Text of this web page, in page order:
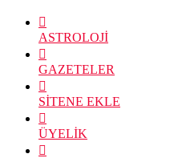
ASTROLOJİ
GAZETELER
SİTENE EKLE
ÜYELİK